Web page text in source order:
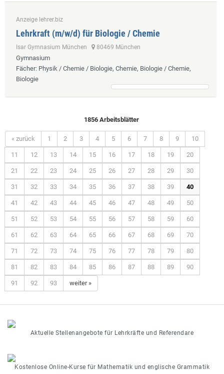
Anzeige lehrer.biz
Lehrkraft (m/w/d) für Biologie / Chemie
Isar Gymnasium München 80469 München
Gymnasium
Fächer: Physik / Chemie / Biologie, Chemie, Biologie / Chemie,
Biologie
1856 Arbeitsblätter
« zurück 1 2 3 4 5 6 7 8 9 10
11 12 13 14 15 16 17 18 19 20
21 22 23 24 25 26 27 28 29 30
31 32 33 34 35 36 37 38 39 40
41 42 43 44 45 46 47 48 49 50
51 52 53 54 55 56 57 58 59 60
61 62 63 64 65 66 67 68 69 70
71 72 73 74 75 76 77 78 79 80
81 82 83 84 85 86 87 88 89 90
91 92 93 weiter »
Aktuelle Stellenangebote für Lehrkräfte und Referendare
Kostenlose Online-Kurse für Mathematik und englische Grammatik